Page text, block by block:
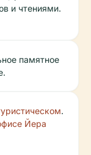
и чтениями.
памятное
Йера
.